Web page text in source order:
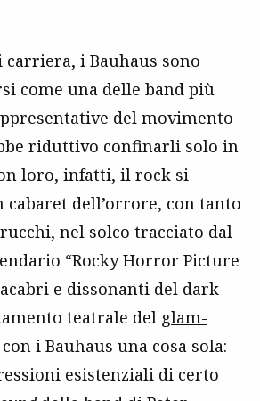
i Bauhaus sono
come una delle band più
del movimento
riduttivo confinarli solo in
loro, infatti, il rock si
dell’orrore, con tanto
nel solco tracciato dal
“Rocky Horror Picture
e dissonanti del dark-
teatrale del glam-
i Bauhaus una cosa sola:
esistenziali di certo